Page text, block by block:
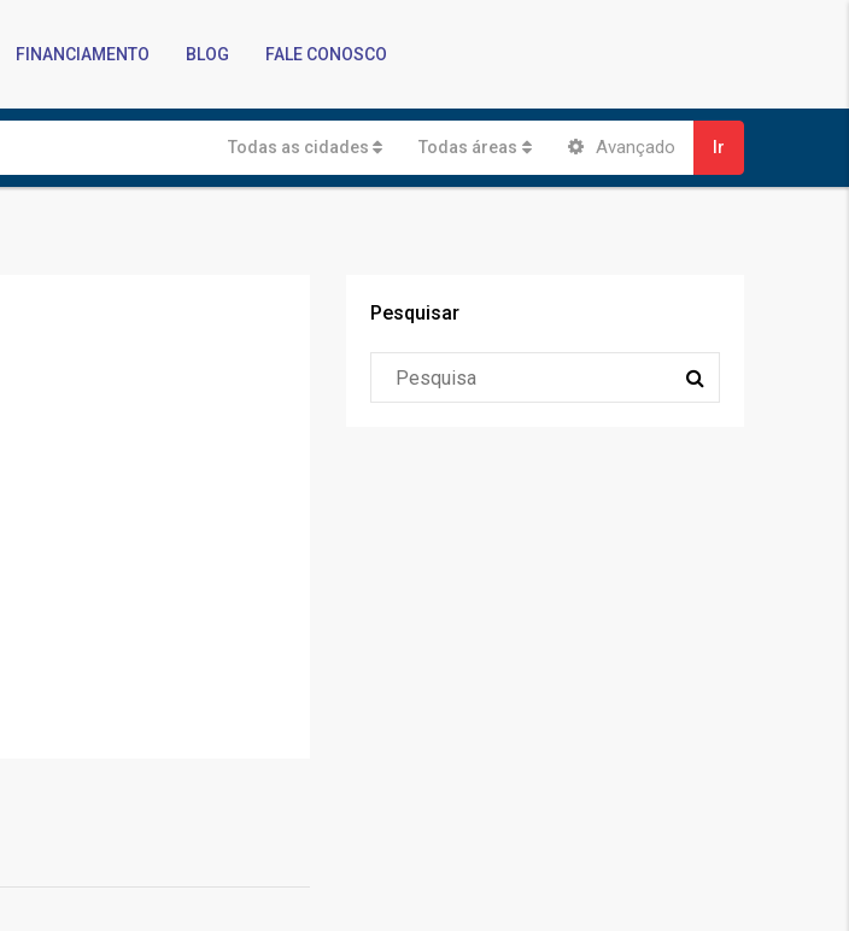
FINANCIAMENTO BLOG FALE CONOSCO
Todas as cidades Todas áreas Avançado Ir
Pesquisar